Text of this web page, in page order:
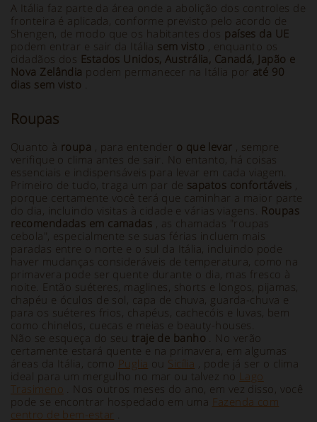
A Itália faz parte da área onde a abolição dos controles de
fronteira é aplicada, conforme previsto pelo acordo de
Shengen, de modo que os habitantes dos países da UE
podem entrar e sair da Itália sem visto , enquanto os
cidadãos dos Estados Unidos, Austrália, Canadá, Japão e
Nova Zelândia podem permanecer na Itália por até 90
dias sem visto .
Roupas
Quanto à roupa , para entender o que levar , sempre
verifique o clima antes de sair. No entanto, há coisas
essenciais e indispensáveis para levar em cada viagem.
Primeiro de tudo, traga um par de sapatos confortáveis ,
porque certamente você terá que caminhar a maior parte
do dia, incluindo visitas à cidade e várias viagens. Roupas
recomendadas em camadas , as chamadas "roupas
cebola", especialmente se suas férias incluem mais
paradas entre o norte e o sul da Itália, incluindo pode
haver mudanças consideráveis de temperatura, como na
primavera pode ser quente durante o dia, mas fresco à
noite. Então suéteres, maglines, shorts e longos, pijamas,
chapéu e óculos de sol, capa de chuva, guarda-chuva e
para os suéteres frios, chapéus, cachecóis e luvas, bem
como chinelos, cuecas e meias e beauty-houses.
Não se esqueça do seu traje de banho . No verão
certamente estará quente e na primavera, em algumas
áreas da Itália, como Puglia ou Sicília , pode já ser o clima
ideal para um mergulho no mar ou talvez no Lago
Trasimeno . Nos outros meses do ano, em vez disso, você
pode se encontrar hospedado em uma Fazenda com
centro de bem-estar .